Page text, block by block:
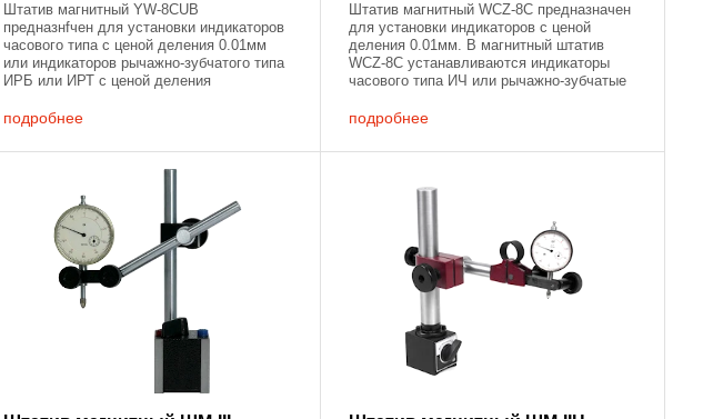
Штатив магнитный YW-8CUB
предназнfчен для установки индикаторов
часового типа с ценой деления 0.01мм
или индикаторов рычажно-зубчатого типа
ИРБ или ИРТ с ценой деления
YW-8CUB имеет магнитное основание,
подробнее
Штатив магнитный WCZ-8C предназначен
для установки индикаторов с ценой
деления 0.01мм. В магнитный штатив
WCZ-8C устанавливаются индикаторы
часового типа ИЧ или рычажно-зубчатые
магнитное основание для надежного и ...
подробнее